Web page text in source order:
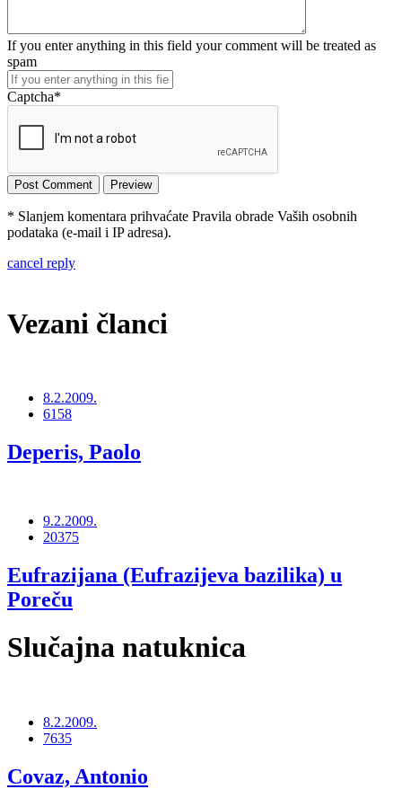
If you enter anything in this field your comment will be treated as
spam
Captcha*
* Slanjem komentara prihvaćate Pravila obrade Vaših osobnih
podataka (e-mail i IP adresa).
cancel reply
Vezani članci
8.2.2009.
6158
Deperis, Paolo
9.2.2009.
20375
Eufrazijana (Eufrazijeva bazilika) u
Poreču
Slučajna natuknica
8.2.2009.
7635
Covaz, Antonio